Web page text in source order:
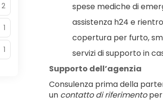
spese mediche di
assistenza h24 e
copertura per furto,
servizi di supporto in
Supporto dell’agenzia
Consulenza prima della
un contatto di riferimento per
2
1
1